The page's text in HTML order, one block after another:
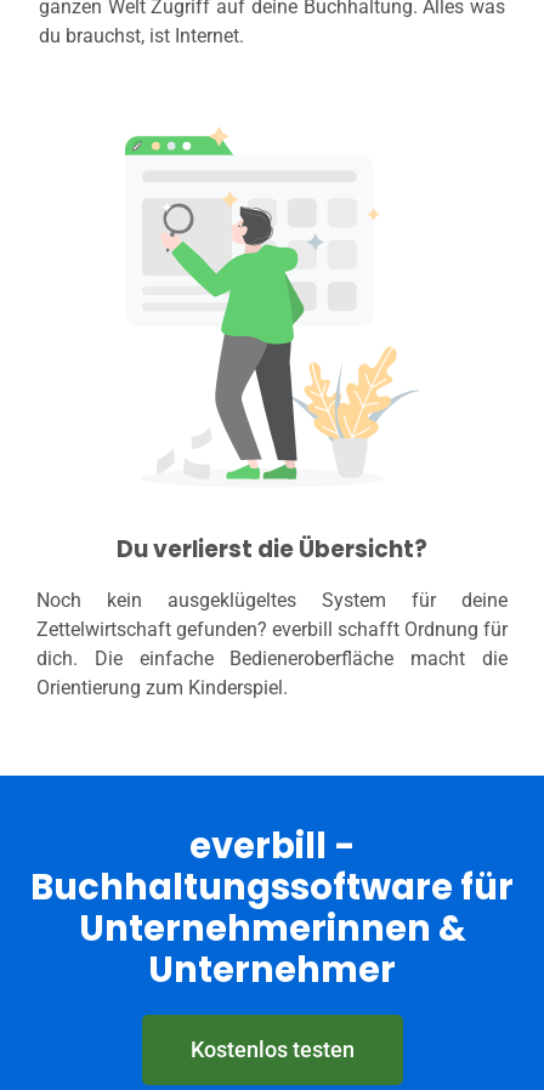
ganzen Welt Zugriff auf deine Buchhaltung. Alles was
du brauchst, ist Internet.
Du verlierst die Übersicht?
Noch kein ausgeklügeltes System für deine
Zettelwirtschaft gefunden? everbill schafft Ordnung für
dich. Die einfache Bedieneroberfläche macht die
Orientierung zum Kinderspiel.
everbill -
Buchhaltungssoftware für
Unternehmerinnen &
Unternehmer
Kostenlos testen